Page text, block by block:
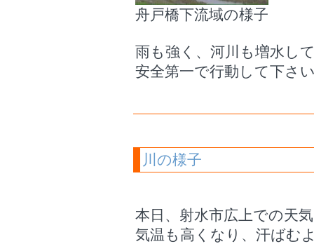
舟戸橋下流域の様子
雨も強く、河川も増水し
安全第一で行動して下さ
川の様子
本日、射水市広上での天
気温も高くなり、汗ばむ